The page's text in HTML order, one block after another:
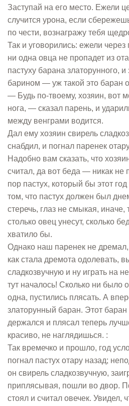
Заступай на его место. Ежели
случится урона, если
по чести, вознагражу тебя
Так и уговорились: ежели
ни одна овца не пропадет из
пастуху барана златорунного,
барином — уж такой это баран
— Будь по-твоему, хозяин, вот
нога, — сказал парень, и
между венграми водится.
Дал ему хозяин свирель
снабдил, и погнал паренек
Надобно вам сказать, что
считал, да вот беда — никак не
пор пастух, который бы этот
том, что пастух должен был
стеречь, глаз не смыкая, иначе,
столько овец унесут, сколько
хватило бы.
Однако наш паренек не
как стала дремота одолевать,
сладкозвучную и ну играть на
тут началось! Сколько ни было
одна, пустились плясать. А
златорунный баран. Этот баран
держался и плясал теперь
красиво, не наглядишься. :
Так времечко и прошло, год
погнал пастух отару назад;
он свирель сладкозвучную,
приплясывая, пошли во двор.
стоял и считал овечек. Увидел,